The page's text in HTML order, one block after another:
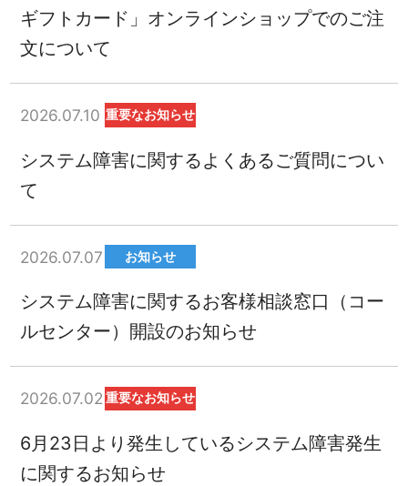
ギフトカード」オンラインショップでのご注
文について
2026.07.10 重要なお知らせ
システム障害に関するよくあるご質問につい
て
2026.07.07 お知らせ
システム障害に関するお客様相談窓口（コー
ルセンター）開設のお知らせ
2026.07.02 重要なお知らせ
6月23日より発生しているシステム障害発生
に関するお知らせ